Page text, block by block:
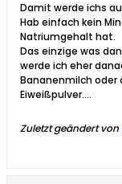
Damit werde ichs
Hab einfach kein
Natriumgehalt hat.
Das einzige was
werde ich eher
Bananenmilch
Eiweißpulver....
Zuletzt geändert von